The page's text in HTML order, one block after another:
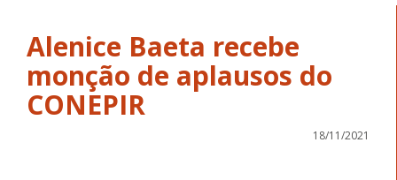
Alenice Baeta recebe
monção de aplausos do
CONEPIR
18/11/2021